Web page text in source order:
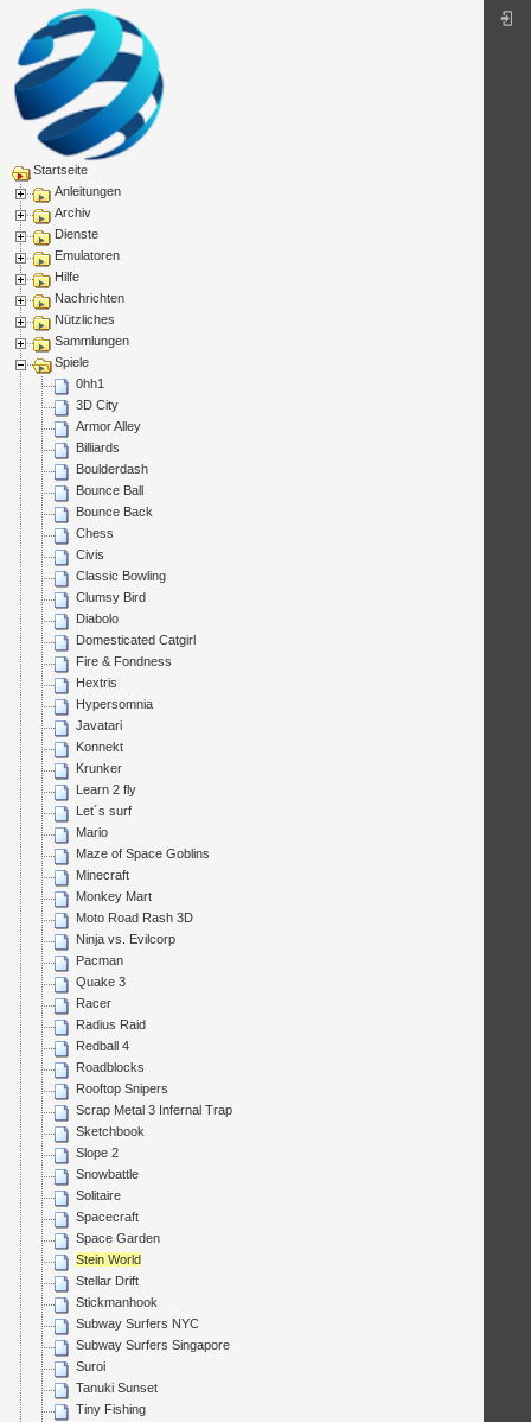
Startseite
Anleitungen
Archiv
Dienste
Emulatoren
Hilfe
Nachrichten
Nützliches
Sammlungen
Spiele
0hh1
3D City
Armor Alley
Billiards
Boulderdash
Bounce Ball
Bounce Back
Chess
Civis
Classic Bowling
Clumsy Bird
Diabolo
Domesticated Catgirl
Fire & Fondness
Hextris
Hypersomnia
Javatari
Konnekt
Krunker
Learn 2 fly
Let´s surf
Mario
Maze of Space Goblins
Minecraft
Monkey Mart
Moto Road Rash 3D
Ninja vs. Evilcorp
Pacman
Quake 3
Racer
Radius Raid
Redball 4
Roadblocks
Rooftop Snipers
Scrap Metal 3 Infernal Trap
Sketchbook
Slope 2
Snowbattle
Solitaire
Spacecraft
Space Garden
Stein World
Stellar Drift
Stickmanhook
Subway Surfers NYC
Subway Surfers Singapore
Suroi
Tanuki Sunset
Tiny Fishing